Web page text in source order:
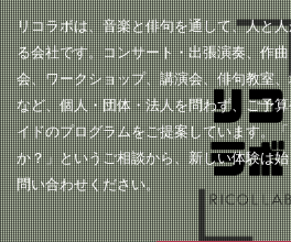
リコラボは、音楽と俳句を通して、人と
る会社です。コンサート・出張演奏、作
会、ワークショップ、講演会、俳句教室
など、個人・団体・法人を問わず、ご予
イドのプログラムをご提案しています。
か？」というご相談から、新しい体験は
問い合わせください。